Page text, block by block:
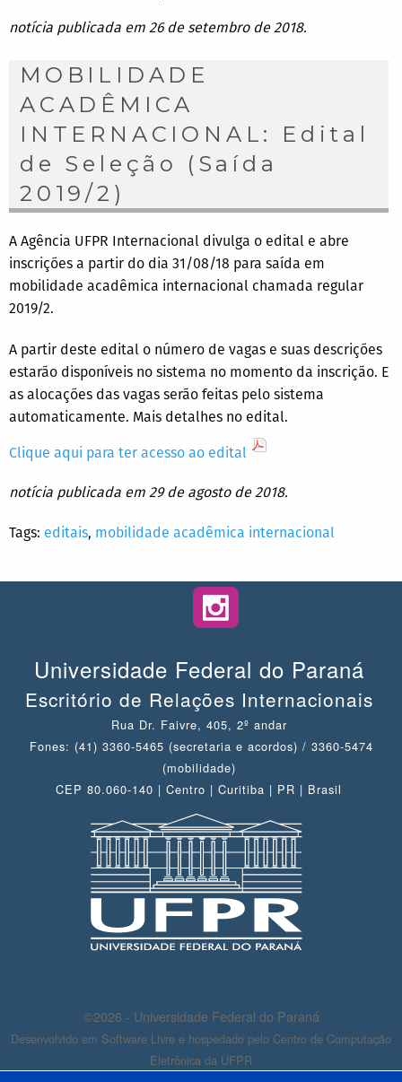
notícia publicada em 26 de setembro de 2018.
MOBILIDADE
ACADÊMICA
INTERNACIONAL: Edital
de Seleção (Saída
2019/2)
A Agência UFPR Internacional divulga o edital e abre
inscrições a partir do dia 31/08/18 para saída em
mobilidade acadêmica internacional chamada regular
2019/2.
A partir deste edital o número de vagas e suas descrições
estarão disponíveis no sistema no momento da inscrição. E
as alocações das vagas serão feitas pelo sistema
automaticamente. Mais detalhes no edital.
Clique aqui para ter acesso ao edital
notícia publicada em 29 de agosto de 2018.
Tags: editais, mobilidade acadêmica internacional
Universidade Federal do Paraná
Escritório de Relações Internacionais
Rua Dr. Faivre, 405, 2º andar
Fones: (41) 3360-5465 (secretaria e acordos) / 3360-5474
(mobilidade)
CEP 80.060-140 | Centro | Curitiba | PR | Brasil
©2026 - Universidade Federal do Paraná
Desenvolvido em Software Livre e hospedado pelo Centro de Computação
Eletrônica da UFPR